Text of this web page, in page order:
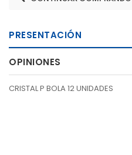
PRESENTACIÓN
OPINIONES
CRISTAL P BOLA 12 UNIDADES